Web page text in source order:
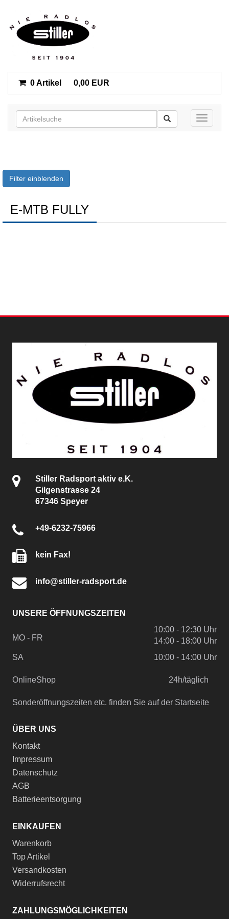
0 Artikel 0,00 EUR
Toggle
Filter einblenden
E-MTB FULLY
Stiller Radsport aktiv e.K.
Gilgenstrasse 24
67346 Speyer
+49-6232-75966
kein Fax!
info@stiller-radsport.de
UNSERE ÖFFNUNGSZEITEN
MO - FR
10:00 - 12:30 Uhr
14:00 - 18:00 Uhr
SA
10:00 - 14:00 Uhr
OnlineShop 24h/täglich
Sonderöffnungszeiten etc. finden Sie auf der Startseite
ÜBER UNS
Kontakt
Impressum
Datenschutz
AGB
Batterieentsorgung
EINKAUFEN
Warenkorb
Top Artikel
Versandkosten
Widerrufsrecht
ZAHLUNGSMÖGLICHKEITEN